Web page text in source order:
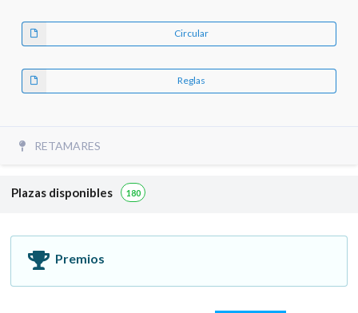
Circular
Reglas
RETAMARES
Plazas disponibles 180
Premios